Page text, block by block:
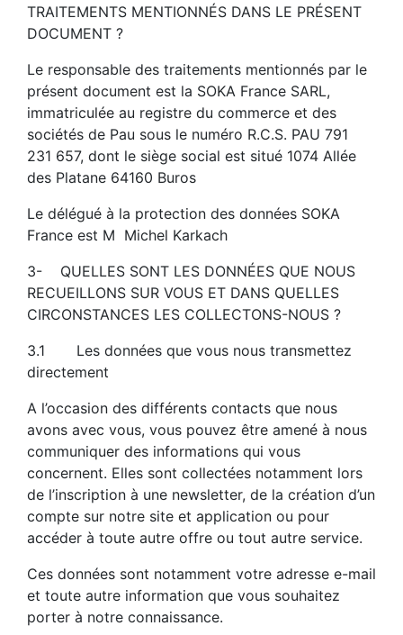
TRAITEMENTS MENTIONNÉS DANS LE PRÉSENT
DOCUMENT ?
Le responsable des traitements mentionnés par le
présent document est la SOKA France SARL,
immatriculée au registre du commerce et des
sociétés de Pau sous le numéro R.C.S. PAU 791
231 657, dont le siège social est situé 1074 Allée
des Platane 64160 Buros
Le délégué à la protection des données SOKA
France est M Michel Karkach
3- QUELLES SONT LES DONNÉES QUE NOUS
RECUEILLONS SUR VOUS ET DANS QUELLES
CIRCONSTANCES LES COLLECTONS-NOUS ?
3.1 Les données que vous nous transmettez
directement
A l’occasion des différents contacts que nous
avons avec vous, vous pouvez être amené à nous
communiquer des informations qui vous
concernent. Elles sont collectées notamment lors
de l’inscription à une newsletter, de la création d’un
compte sur notre site et application ou pour
accéder à toute autre offre ou tout autre service.
Ces données sont notamment votre adresse e-mail
et toute autre information que vous souhaitez
porter à notre connaissance.